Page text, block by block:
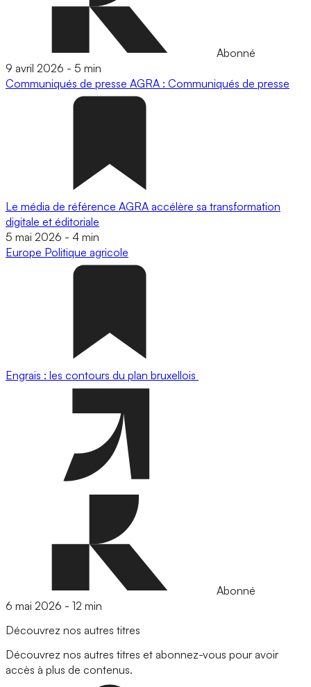
Abonné
9 avril 2026 - 5 min
Communiqués de presse AGRA : Communiqués de presse
Le média de référence AGRA accélère sa transformation
digitale et éditoriale
5 mai 2026 - 4 min
Europe Politique agricole
Engrais : les contours du plan bruxellois
Abonné
6 mai 2026 - 12 min
Découvrez nos autres titres
Découvrez nos autres titres et abonnez-vous pour avoir
accès à plus de contenus.